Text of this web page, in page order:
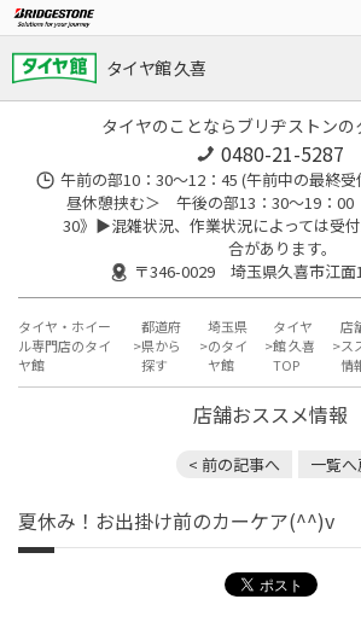
タイヤ館 久喜
タイヤのことならブリヂストンの
0480-21-5287
午前の部10：30～12：45 (午前中の最終
昼休憩挟む＞ 午後の部13：30～19：00
30》▶︎混雑状況、作業状況によっては受
合があります。
〒346-0029 埼玉県久喜市江面
タイヤ・ホイー
ル専門店のタイ
ヤ館
都道府
県から
探す
埼玉県
のタイ
ヤ館
タイヤ
館 久喜
TOP
店
ス
情
店舗おススメ情報
< 前の記事へ 一覧へ
夏休み！お出掛け前のカーケア(^^)v